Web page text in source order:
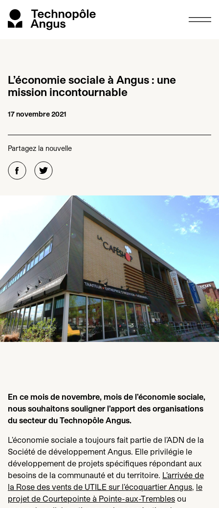
L’économie sociale à Angus : une
mission incontournable
17 novembre 2021
Partagez la nouvelle
En ce mois de novembre, mois de l’économie sociale,
nous souhaitons souligner l’apport des organisations
du secteur du Technopôle Angus.
L’économie sociale a toujours fait partie de l’ADN de la
Société de développement Angus. Elle privilégie le
développement de projets spécifiques répondant aux
besoins de la communauté et du territoire. L’arrivée de
la Rose des vents de UTILE sur l’écoquartier Angus le
projet de Courtepointe à Pointe-aux-Trembles ou